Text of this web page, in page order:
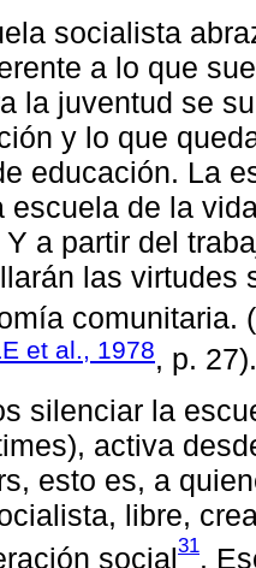
socialista
a lo que
la juventud se
y lo que
educación. La
escuela de la
a partir del
las virtudes
comunitaria. (
et al., 1978, p. 27).
silenciar la
activa
esto es, a
libre,
social31.